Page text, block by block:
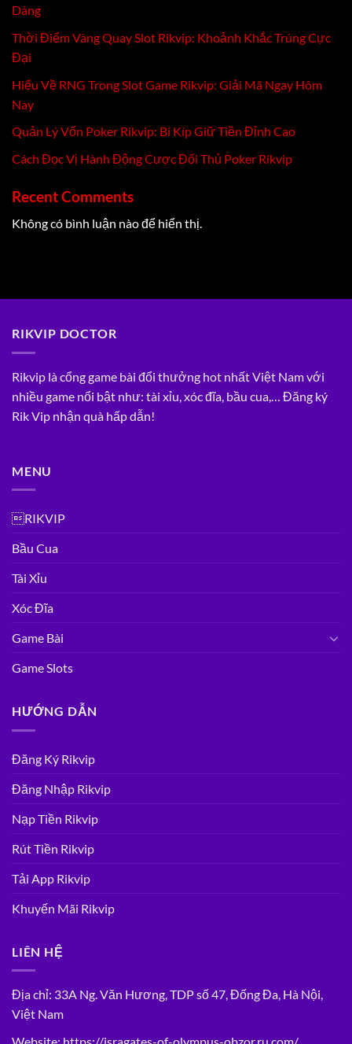
Dàng
Thời Điểm Vàng Quay Slot Rikvip: Khoảnh Khắc Trúng Cực
Đại
Hiểu Về RNG Trong Slot Game Rikvip: Giải Mã Ngay Hôm
Nay
Quản Lý Vốn Poker Rikvip: Bí Kíp Giữ Tiền Đỉnh Cao
Cách Đọc Vị Hành Động Cược Đối Thủ Poker Rikvip
Recent Comments
Không có bình luận nào để hiển thị.
RIKVIP DOCTOR
Rikvip là cổng game bài đổi thưởng hot nhất Việt Nam với
nhiều game nổi bật như: tài xỉu, xóc đĩa, bầu cua,… Đăng ký
Rik Vip nhận quà hấp dẫn!
MENU
RIKVIP
Bầu Cua
Tài Xỉu
Xóc Đĩa
Game Bài
Game Slots
HƯỚNG DẪN
Đăng Ký Rikvip
Đăng Nhập Rikvip
Nạp Tiền Rikvip
Rút Tiền Rikvip
Tải App Rikvip
Khuyến Mãi Rikvip
LIÊN HỆ
Địa chỉ: 33A Ng. Văn Hương, TDP số 47, Đống Đa, Hà Nội,
Việt Nam